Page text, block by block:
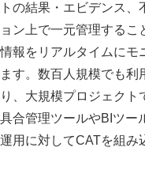
トの結果・エビデンス
ョン上で一元管理する
情報をリアルタイムにモ
ます。数百人規模でも利
り、大規模プロジェクト
具合管理ツールやBIツー
運用に対してCATを組み